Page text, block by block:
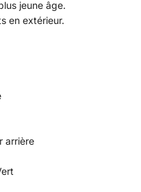
jeune âge.
en extérieur.
arrière